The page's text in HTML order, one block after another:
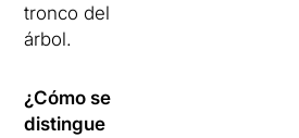
tronco del
árbol.
¿Cómo se
distingue